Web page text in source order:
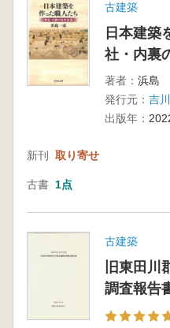
古建築
日本建
社・内裏
著者： 浜島
発行元： 吉
出版年：
新刊 取り寄せ
古書 1点
古建築
旧東田川
調査報告